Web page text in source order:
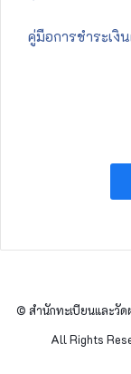
คู่มือการชำระเงิ
© สำนักทะเบียนและวั
All Rights